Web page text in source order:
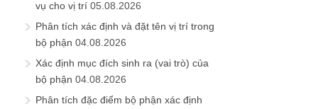
vụ cho vị trí 05.08.2026
Phân tích xác định và đặt tên vị trí trong
bộ phận 04.08.2026
Xác định mục đích sinh ra (vai trò) của
bộ phận 04.08.2026
Phân tích đặc điểm bộ phận xác định